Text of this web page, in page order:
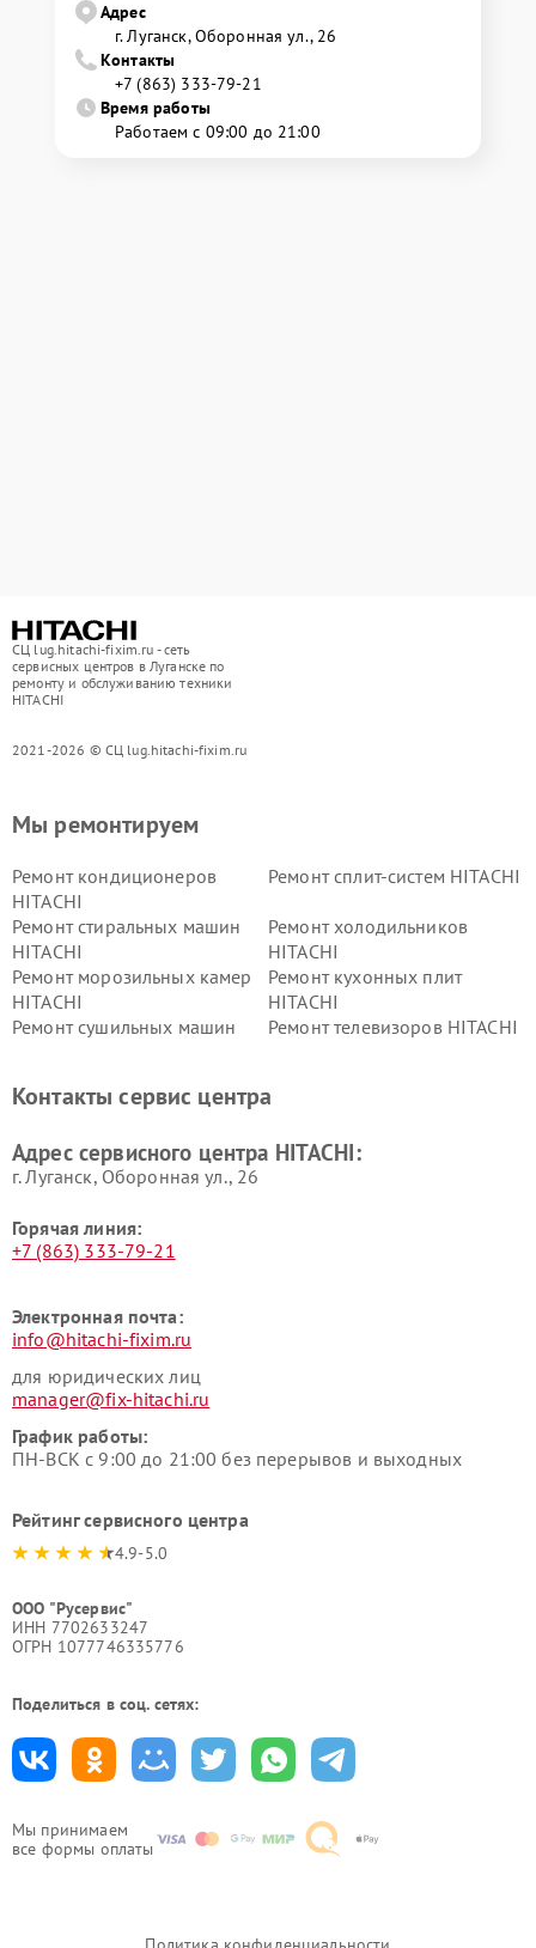
Адрес
г. Луганск, Оборонная ул., 26
Контакты
+7 (863) 333-79-21
Время работы
Работаем с 09:00 до 21:00
СЦ lug.hitachi-fixim.ru - сеть
сервисных центров в Луганске по
ремонту и обслуживанию техники
HITACHI
2021-2026 © СЦ lug.hitachi-fixim.ru
Мы принимаем
все формы оплаты
Мы ремонтируем
Ремонт кондиционеров
HITACHI
Ремонт сплит-систем HITACHI
Ремонт стиральных машин
HITACHI
Ремонт холодильников
HITACHI
Ремонт морозильных камер
HITACHI
Ремонт кухонных плит
HITACHI
Ремонт сушильных машин
Ремонт телевизоров HITACHI
данных HITACHI
HITACHI
HITACHI
HITACHI
Контакты сервис центра
Адрес сервисного центра HITACHI:
г. Луганск, Оборонная ул., 26
Горячая линия:
+7 (863) 333-79-21
Электронная почта:
info@hitachi-fixim.ru
для юридических лиц
manager@fix-hitachi.ru
График работы:
ПН-ВСК с 9:00 до 21:00 без перерывов и выходных
Рейтинг сервисного центра
4.9-5.0
ООО "Русервис"
ИНН 7702633247
ОГРН 1077746335776
Поделиться в соц. сетях: